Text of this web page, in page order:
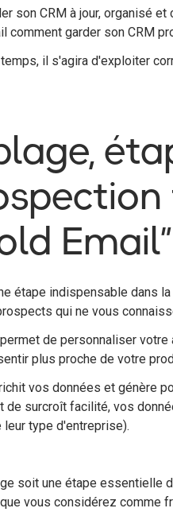
son CRM à jour, organisé
comment garder son CRM
il s'agira d'exploiter
étape indispensable dans
qui ne vous
de personnaliser
plus proche de votre
vos données et génère
de surcroît facilité, vos
leur type d'entreprise).
soit une étape essentielle
vous considérez comme